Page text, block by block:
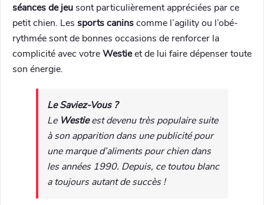
séances de jeu sont particulièrement appréciées par ce
petit chien. Les sports caninscomme l’agility ou l’obé-
rythmée sont de bonnes occasions de renforcer la
complicité avec votreWestieet de lui faire dépenser toute
son énergie.
Le Saviez-Vous ?
Le Westieest devenu très populaire suite
à son apparition dans une publicité pour
une marque d’aliments pour chien dans
les années 1990. Depuis, ce toutou blanc
a toujours autant de succès !